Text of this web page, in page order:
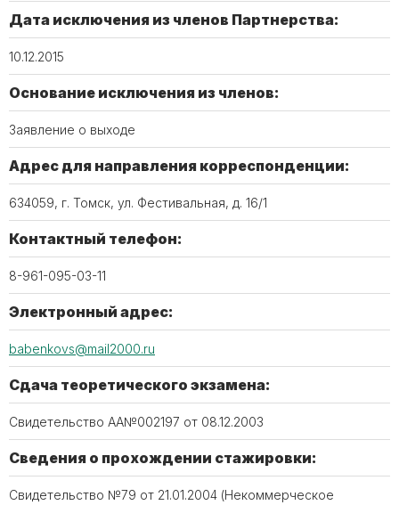
Дата исключения из членов Партнерства:
10.12.2015
Основание исключения из членов:
Заявление о выходе
Адрес для направления корреспонденции:
634059, г. Томск, ул. Фестивальная, д. 16/1
Контактный телефон:
8-961-095-03-11
Электронный адрес:
babenkovs@mail2000.ru
Сдача теоретического экзамена:
Свидетельство АА№002197 от 08.12.2003
Сведения о прохождении стажировки:
Свидетельство №79 от 21.01.2004 (Некоммерческое